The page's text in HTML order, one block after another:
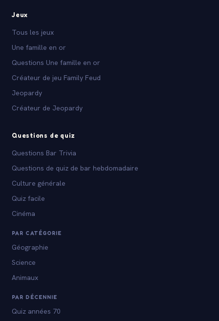
Jeux
Tous les jeux
Une famille en or
Questions Une famille en or
Créateur de jeu Family Feud
Jeopardy
Créateur de Jeopardy
Questions de quiz
Questions Bar Trivia
Questions de quiz de bar hebdomadaire
Culture générale
Quiz facile
Cinéma
PAR CATÉGORIE
Géographie
Science
Animaux
PAR DÉCENNIE
Quiz années 70